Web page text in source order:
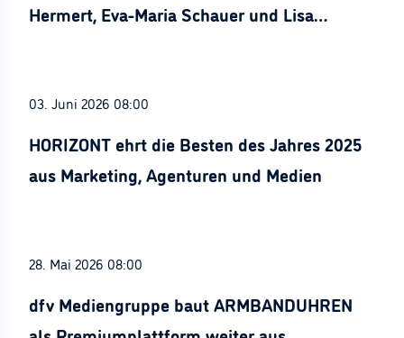
Hermert, Eva-Maria Schauer und Lisa
03. Juni 2026 08:00
HORIZONT ehrt die Besten des Jahres 2025
aus Marketing, Agenturen und Medien
28. Mai 2026 08:00
dfv Mediengruppe baut ARMBANDUHREN